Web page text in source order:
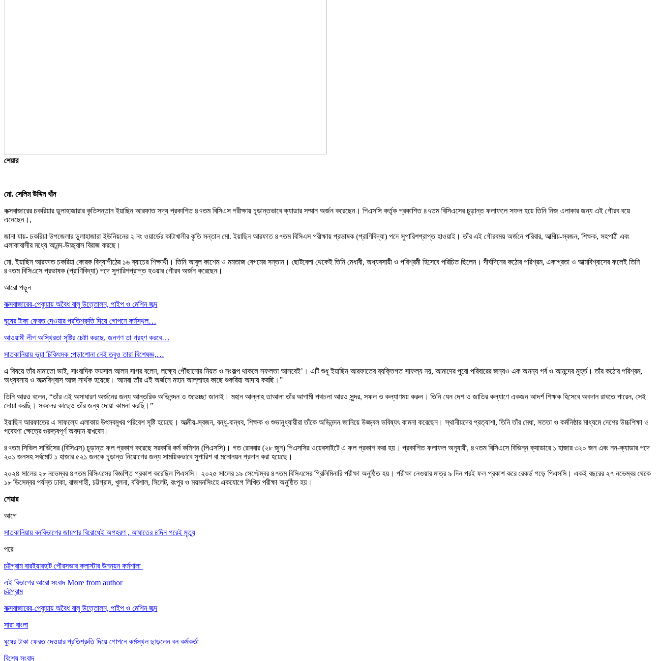
শেয়ার
মো. সেলিম উদ্দিন খাঁন
কক্সবাজারের চকরিয়ার ডুলাহাজারার কৃতিসন্তান ইয়াছিন আরফাত সদ্য প্রকাশিত ৪৭তম বিসিএস পরীক্ষায় চূড়ান্তভাবে ক্যাডার সম্মান অর্জন করেছেন। পিএসসি কর্তৃক প্রকাশিত ৪৭তম বিসিএসের চূড়ান্ত ফলাফলে সফল হয়ে তিনি নিজ এলাকার জন্য এই গৌরব বয়ে
এনেছেন।,
জানা যায়- চকরিয়া উপজেলার ডুলাহাজারা ইউনিয়নের ২ নং ওয়ার্ডের কাটাখালীর কৃতি সন্তান মো. ইয়াছিন আরফাত ৪৭তম বিসিএস পরীক্ষায় প্রভাষক (প্রাণিবিদ্যা) পদে সুপারিশপ্রাপ্ত হাওয়াই। তাঁর এই গৌরবময় অর্জনে পরিবার, আত্মীয়-স্বজন, শিক্ষক, সহপাঠী এবং
এলাকাবাসীর মধ্যে আনন্দ-উচ্ছ্বাস বিরাজ করছে।
মো. ইয়াছিন আরফাত চকরিয়া কোরক বিদ্যাপীঠের ১৬ ব্যাচের শিক্ষার্থী। তিনি আবুল কাশেম ও মমতাজ বেগমের সন্তান। ছোটবেলা থেকেই তিনি মেধাবী, অধ্যবসায়ী ও পরিশ্রমী হিসেবে পরিচিত ছিলেন। দীর্ঘদিনের কঠোর পরিশ্রম, একাগ্রতা ও আত্মবিশ্বাসের ফলেই তিনি
৪৭তম বিসিএসে প্রভাষক (প্রাণিবিদ্যা) পদে সুপারিশপ্রাপ্ত হওয়ার গৌরব অর্জন করেছেন।
আরো পড়ুন
কক্সবাজারের-পেকুয়ায় অবৈধ বালু উত্তোলন, পাইপ ও মেশিন জব্দ
ঘুষের টাকা ফেরত দেওয়ার প্রতিশ্রুতি দিয়ে গোপনে কর্মস্থল…
আওয়ামী লীগ অস্থিরতা সৃষ্টির চেষ্টা করছে, জনগণ তা গ্রহণ করবে…
সাতকানিয়ায় ভূয়া চিকিৎসক :পড়াশোনা নেই তবুও তারা বিশেষজ্ঞ,…
এ বিষয়ে তাঁর মামাতো ভাই, সাংবাদিক ফয়সাল আলম সাগর বলেন, লক্ষ্যে পৌঁছানোর নিয়ত ও সংকল্প থাকলে সফলতা আসবেই’। এটি শুধু ইয়াছিন আরফাতের ব্যক্তিগত সাফল্য নয়, আমাদের পুরো পরিবারের জন্যও এক অনন্য গর্ব ও আনন্দের মুহূর্ত। তাঁর কঠোর পরিশ্রম,
অধ্যবসায় ও আত্মবিশ্বাস আজ সার্থক হয়েছে। আমরা তাঁর এই অর্জনে মহান আল্লাহর কাছে শুকরিয়া আদায় করছি।”
তিনি আরও বলেন, “তাঁর এই অসাধারণ অর্জনের জন্য আন্তরিক অভিনন্দন ও শুভেচ্ছা জানাই। মহান আল্লাহ তাআলা তাঁর আগামী পথচলা আরও সুন্দর, সফল ও কল্যাণময় করুন। তিনি যেন দেশ ও জাতির কল্যাণে একজন আদর্শ শিক্ষক হিসেবে অবদান রাখতে পারেন, সেই
দোয়া করছি। সকলের কাছেও তাঁর জন্য দোয়া কামনা করছি।”
ইয়াছিন আরফাতের এ সাফল্যে এলাকায় উৎসবমুখর পরিবেশ সৃষ্টি হয়েছে। আত্মীয়-স্বজন, বন্ধু-বান্ধব, শিক্ষক ও শুভানুধ্যায়ীরা তাঁকে অভিনন্দন জানিয়ে উজ্জ্বল ভবিষ্যৎ কামনা করেছেন। স্থানীয়দের প্রত্যাশা, তিনি তাঁর মেধা, সততা ও কর্মনিষ্ঠার মাধ্যমে দেশের উচ্চশিক্ষা ও
গবেষণা ক্ষেত্রে গুরুত্বপূর্ণ অবদান রাখবেন।
৪৭তম সিভিল সার্ভিসের (বিসিএস) চূড়ান্ত ফল প্রকাশ করেছে সরকারি কর্ম কমিশন (পিএসসি)। গত রোববার (২৮ জুন) পিএসসির ওয়েবসাইটে এ ফল প্রকাশ করা হয়। প্রকাশিত ফলাফল অনুযায়ী, ৪৭তম বিসিএসে বিভিন্ন ক্যাডারে ১ হাজার ৩২০ জন এবং নন-ক্যাডার পদে
২০১ জনসহ সর্বমোট ১ হাজার ৫২১ জনকে চূড়ান্ত নিয়োগের জন্য সাময়িকভাবে সুপারিশ বা মনোনয়ন প্রদান করা হয়েছে।
২০২৪ সালের ২৮ নভেম্বর ৪৭তম বিসিএসের বিজ্ঞপ্তি প্রকাশ করেছিল পিএসসি। ২০২৫ সালের ১৯ সেপ্টেম্বর ৪৭তম বিসিএসের প্রিলিমিনারি পরীক্ষা অনুষ্ঠিত হয়। পরীক্ষা নেওয়ার মাত্র ৯ দিন পরই ফল প্রকাশ করে রেকর্ড গড়ে পিএসসি। একই বছরের ২৭ নভেম্বর থেকে
১৮ ডিসেম্বর পর্যন্ত ঢাকা, রাজশাহী, চট্টগ্রাম, খুলনা, বরিশাল, সিলেট, রংপুর ও ময়মনসিংহে একযোগে লিখিত পরীক্ষা অনুষ্ঠিত হয়।
শেয়ার
আগে
সাতকানিয়ায় বনবিভাগের জায়গার বিরোধেই অপহরণ , আঘাতের ৪দিন পরেই মৃত্যু
পরে
চট্টগ্রাম বারইয়ারহাট পৌরসভার ক্লাস্টার উন্নয়ন কর্মশালা ‎
এই বিভাগের আরো সংবাদ More from author
চট্টগ্রাম
কক্সবাজারের-পেকুয়ায় অবৈধ বালু উত্তোলন, পাইপ ও মেশিন জব্দ
সারা বাংলা
ঘুষের টাকা ফেরত দেওয়ার প্রতিশ্রুতি দিয়ে গোপনে কর্মস্থল ছাড়লেন বন কর্মকর্তা
বিশেষ সংবাদ